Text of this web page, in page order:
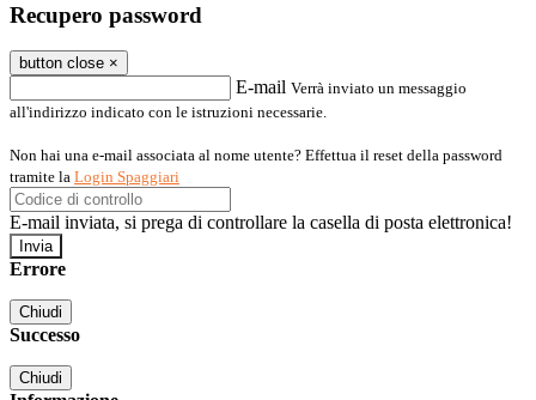
Recupero password
button close ×
E-mail Verrà inviato un messaggio
all'indirizzo indicato con le istruzioni necessarie.
Non hai una e-mail associata al nome utente? Effettua il reset della password
tramite la Login Spaggiari
E-mail inviata, si prega di controllare la casella di posta elettronica!
Errore
Chiudi
Successo
Chiudi